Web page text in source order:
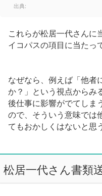
出典:
これらが松居一代さんに
イコパスの項目に当たっ
なぜなら、例えば「他者
か？」という視点からみ
後仕事に影響がでてしま
ので、そういう意味では
てもおかしくはないと思
松居一代さん書類